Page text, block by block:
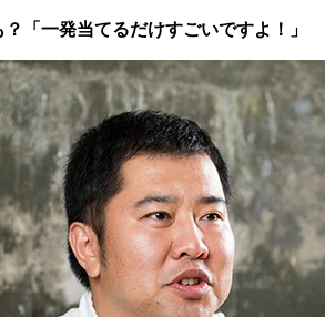
「一発当てるだけすごいですよ！」